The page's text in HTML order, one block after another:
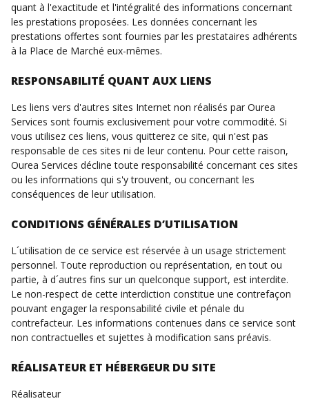
quant à l'exactitude et l'intégralité des informations concernant
les prestations proposées. Les données concernant les
prestations offertes sont fournies par les prestataires adhérents
à la Place de Marché eux-mêmes.
RESPONSABILITÉ QUANT AUX LIENS
Les liens vers d'autres sites Internet non réalisés par Ourea
Services sont fournis exclusivement pour votre commodité. Si
vous utilisez ces liens, vous quitterez ce site, qui n'est pas
responsable de ces sites ni de leur contenu. Pour cette raison,
Ourea Services décline toute responsabilité concernant ces sites
ou les informations qui s'y trouvent, ou concernant les
conséquences de leur utilisation.
CONDITIONS GÉNÉRALES D’UTILISATION
L´utilisation de ce service est réservée à un usage strictement
personnel. Toute reproduction ou représentation, en tout ou
partie, à d´autres fins sur un quelconque support, est interdite.
Le non-respect de cette interdiction constitue une contrefaçon
pouvant engager la responsabilité civile et pénale du
contrefacteur. Les informations contenues dans ce service sont
non contractuelles et sujettes à modification sans préavis.
RÉALISATEUR ET HÉBERGEUR DU SITE
Réalisateur